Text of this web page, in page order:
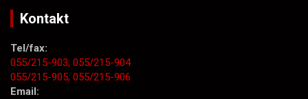
Kontakt
Tel/fax:
055/215-903; 055/215-904
055/215-905; 055/215-906
Email: